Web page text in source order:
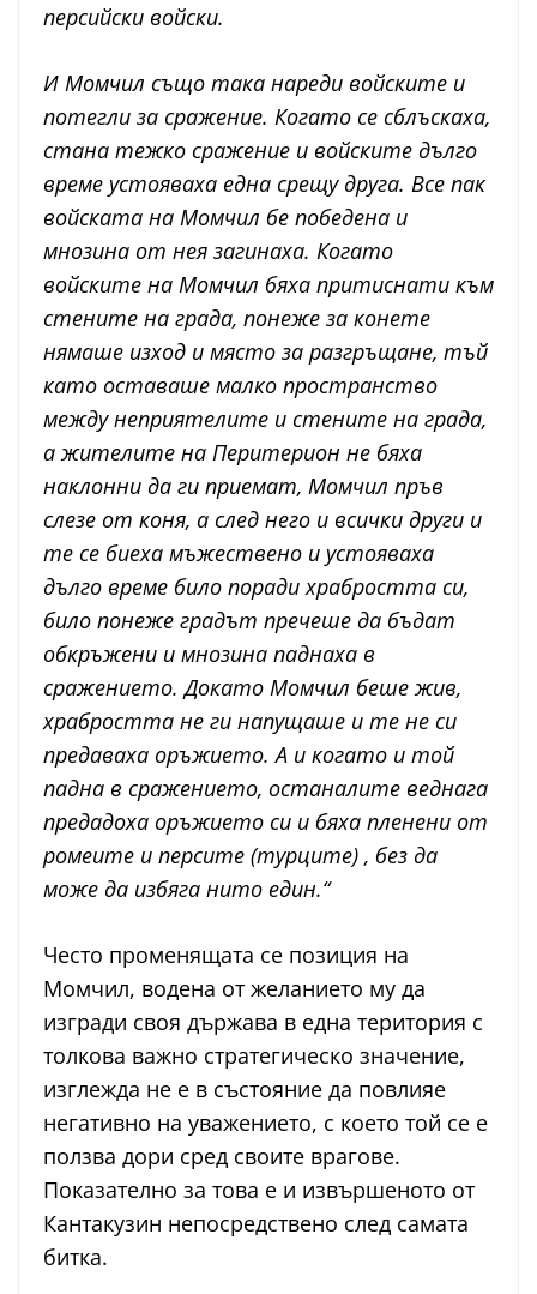
персийски войски.
И Момчил също така нареди войските и
потегли за сражение. Когато се сблъскаха,
стана тежко сражение и войските дълго
време устояваха една срещу друга. Все пак
войската на Момчил бе победена и
мнозина от нея загинаха. Когато
войските на Момчил бяха притиснати към
стените на града, понеже за конете
нямаше изход и място за разгръщане, тъй
като оставаше малко пространство
между неприятелите и стените на града,
а жителите на Перитерион не бяха
наклонни да ги приемат, Момчил пръв
слезе от коня, а след него и всички други и
те се биеха мъжествено и устояваха
дълго време било поради храбростта си,
било понеже градът пречеше да бъдат
обкръжени и мнозина паднаха в
сражението. Докато Момчил беше жив,
храбростта не ги напущаше и те не си
предаваха оръжието. А и когато и той
падна в сражението, останалите веднага
предадоха оръжието си и бяха пленени от
ромеите и персите (турците) , без да
може да избяга нито един.“
Често променящата се позиция на
Момчил, водена от желанието му да
изгради своя държава в една територия с
толкова важно стратегическо значение,
изглежда не е в състояние да повлияе
негативно на уважението, с което той се е
ползва дори сред своите врагове.
Показателно за това е и извършеното от
Кантакузин непосредствено след самата
битка.